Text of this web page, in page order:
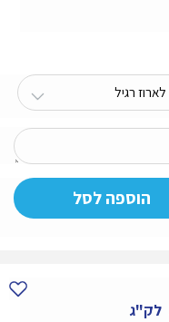
הוספה לסל
לק"ג